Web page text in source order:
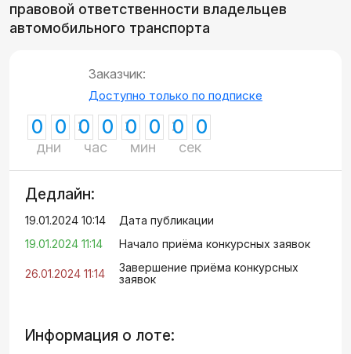
правовой ответственности владельцев
автомобильного транспорта
Заказчик:
Доступно только по подписке
0 0
дни
0 0
час
0 0
мин
0 0
сек
Дедлайн:
19.01.2024 10:14
Дата публикации
19.01.2024 11:14
Начало приёма конкурсных заявок
26.01.2024 11:14
Завершение приёма конкурсных
заявок
Информация о лоте: